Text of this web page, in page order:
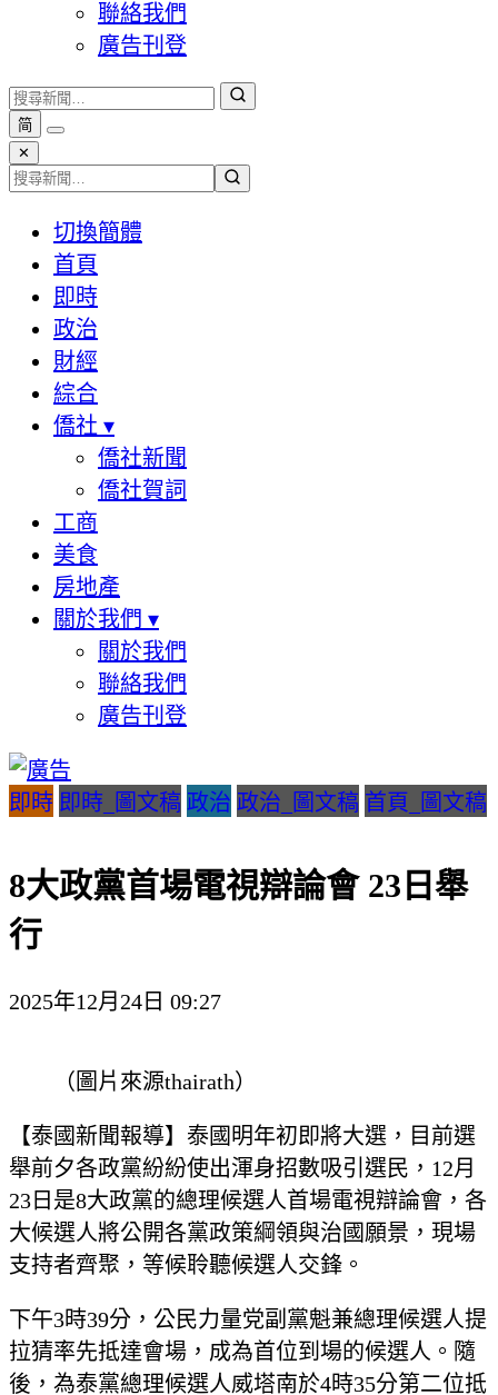
聯絡我們
廣告刊登
简
✕
切換簡體
首頁
即時
政治
財經
綜合
僑社 ▾
僑社新聞
僑社賀詞
工商
美食
房地產
關於我們 ▾
關於我們
聯絡我們
廣告刊登
即時 即時_圖文稿 政治 政治_圖文稿 首頁_圖文稿
8大政黨首場電視辯論會 23日舉
行
2025年12月24日 09:27
（圖片來源thairath）
【泰國新聞報導】泰國明年初即將大選，目前選
舉前夕各政黨紛紛使出渾身招數吸引選民，12月
23日是8大政黨的總理候選人首場電視辯論會，各
大候選人將公開各黨政策綱領與治國願景，現場
支持者齊聚，等候聆聽候選人交鋒。
下午3時39分，公民力量党副黨魁兼總理候選人提
拉猜率先抵達會場，成為首位到場的候選人。隨
後，為泰黨總理候選人威塔南於4時35分第二位抵